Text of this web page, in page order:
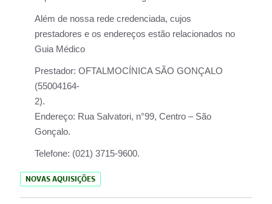
Além de nossa rede credenciada, cujos
prestadores e os endereços estão relacionados no
Guia Médico
Prestador: OFTALMOCÍNICA SÃO GONÇALO
(55004164-
2).
Endereço: Rua Salvatori, n°99, Centro – São
Gonçalo.
Telefone: (021) 3715-9600.
NOVAS AQUISIÇÕES